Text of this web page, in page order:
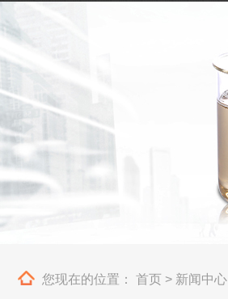
您现在的位置： 首页 > 新闻中心